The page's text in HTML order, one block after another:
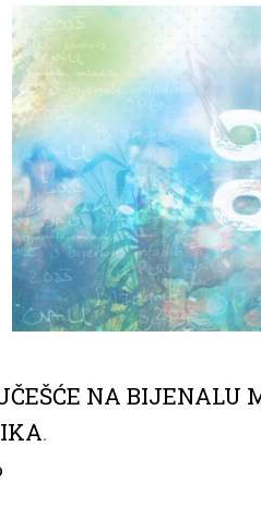
NA BIJENALU
.